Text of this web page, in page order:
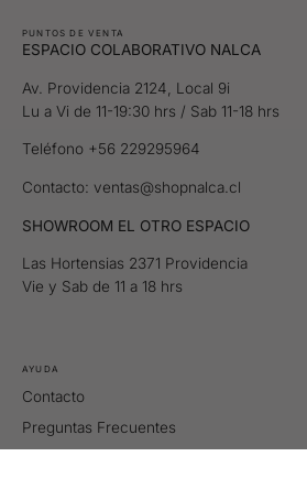
PUNTOS DE VENTA
ESPACIO COLABORATIVO NALCA
Av. Providencia 2124, Local 9i
Lu a Vi de 11-19:30 hrs / Sab 11-18 hrs
Teléfono +56 229295964
Contacto: ventas@shopnalca.cl
SHOWROOM EL OTRO ESPACIO
Las Hortensias 2371 Providencia
Vie y Sab de 11 a 18 hrs
AYUDA
Contacto
Preguntas Frecuentes